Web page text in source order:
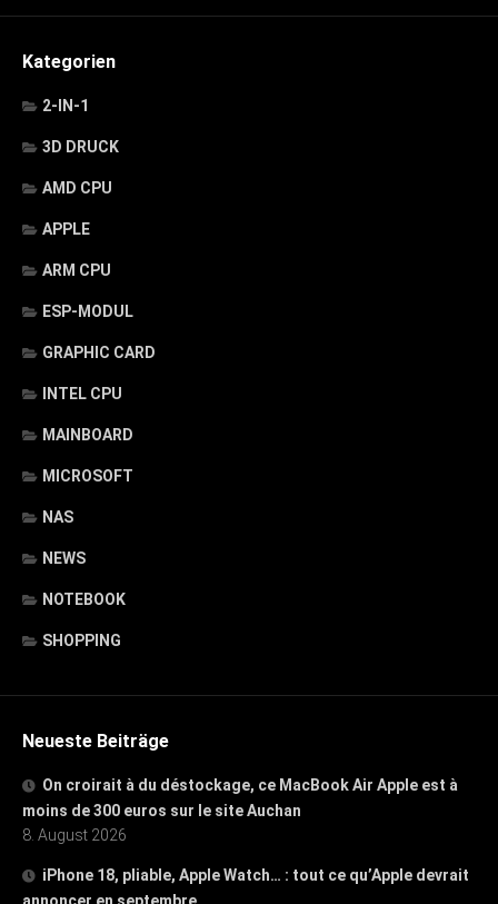
Kategorien
2-IN-1
3D DRUCK
AMD CPU
APPLE
ARM CPU
ESP-MODUL
GRAPHIC CARD
INTEL CPU
MAINBOARD
MICROSOFT
NAS
NEWS
NOTEBOOK
SHOPPING
Neueste Beiträge
On croirait à du déstockage, ce MacBook Air Apple est à
moins de 300 euros sur le site Auchan
8. August 2026
iPhone 18, pliable, Apple Watch… : tout ce qu’Apple devrait
annoncer en septembre